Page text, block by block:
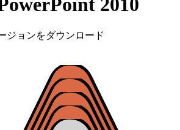
2010
ジョンをダウンロード